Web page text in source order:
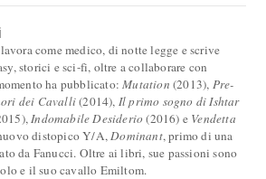
come medico, di notte legge e scrive
storici e sci-fi, oltre a collaborare con
ha pubblicato:Mutation (2013), Pre-
dei Cavalli(2014), Il primo sogno di Ishtar
Indomabile Desiderio (2016) e Vendetta
distopico Y/A,Dominant, primo di una
da Fanucci. Oltre ai libri, sue passioni sono
e il suo cavallo Emiltom.